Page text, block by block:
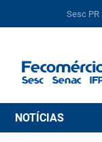
Sesc PR
NOTÍCIAS